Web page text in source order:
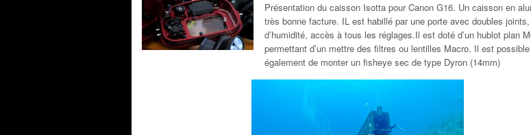
Présentation du caisson Isotta pour Canon G16. Un caisson en
très bonne facture. IL est habillé par une porte avec doubles
d’humidité, accès à tous les réglages.Il est doté d’un hublot plan
permettant d’un mettre des filtres ou lentilles Macro. Il est possible
également de monter un fisheye sec de type Dyron (14mm)